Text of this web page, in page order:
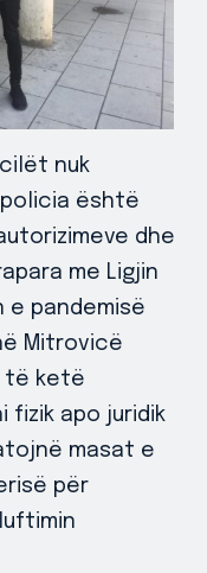
nuk
është
dhe
me Ligjin
e pandemisë
Mitrovicë
të ketë
fizik apo juridik
masat e
për